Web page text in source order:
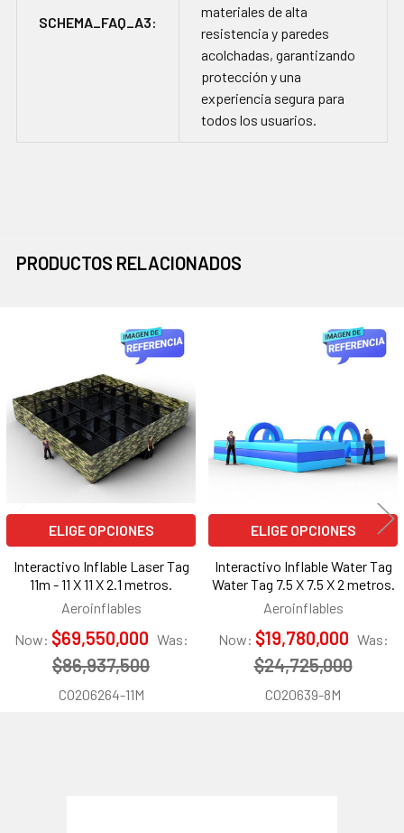
SCHEMA_FAQ_A3:
materiales de alta
resistencia y paredes
acolchadas, garantizando
protección y una
experiencia segura para
todos los usuarios.
PRODUCTOS RELACIONADOS
relacionados
ELIGE OPCIONES
Interactivo Inflable Laser Tag
11m - 11 X 11 X 2.1 metros.
Aeroinflables
Now: $69,550,000 Was:
$86,937,500
CO206264-11M
ELIGE OPCIONES
Interactivo Inflable Water Tag
Water Tag 7.5 X 7.5 X 2 metros.
Aeroinflables
Now: $19,780,000 Was:
$24,725,000
CO20639-8M